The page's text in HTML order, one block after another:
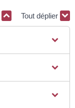
Tout déplier